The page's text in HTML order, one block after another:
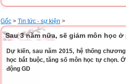
Gốc > Tin tức - sự kiện >
Sau 3 năm nữa, sẽ giảm môn học
Dự kiến, sau năm 2015, hệ thống
học bắt buộc, tăng số môn học tự chọn.
động GD